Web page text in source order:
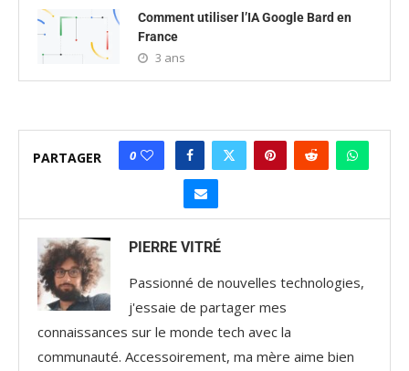
Comment utiliser l’IA Google Bard en
France
3 ans
PARTAGER 0
PIERRE VITRÉ
Passionné de nouvelles technologies,
j'essaie de partager mes
connaissances sur le monde tech avec la
communauté. Accessoirement, ma mère aime bien